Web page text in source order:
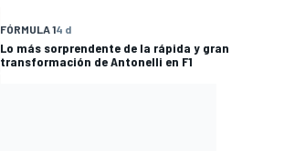
FÓRMULA 14 d
Lo más sorprendente de la rápida y gran
transformación de Antonelli en F1